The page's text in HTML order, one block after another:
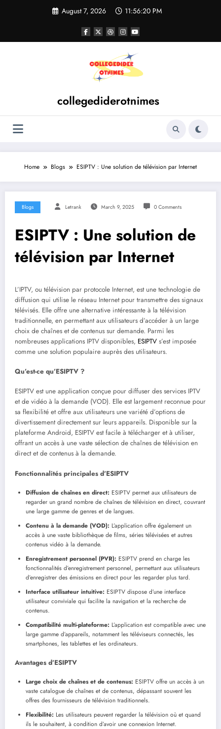
August 7, 2026 11:56:20 PM
collegediderotnimes
Home Blogs ESIPTV : Une solution de télévision par Internet
Blogs Letrank March 9, 2025 0 Comments
ESIPTV : Une solution de
télévision par Internet
L’IPTV, ou télévision par protocole Internet, est une technologie de
diffusion qui utilise le réseau Internet pour transmettre des signaux
télévisés. Elle offre une alternative intéressante à la télévision
traditionnelle, en permettant aux utilisateurs d’accéder à un large
choix de chaînes et de contenus sur demande. Parmi les
nombreuses applications IPTV disponibles, ESIPTV s’est imposée
comme une solution populaire auprès des utilisateurs.
Qu’est-ce qu’ESIPTV ?
ESIPTV est une application conçue pour diffuser des services IPTV
et de vidéo à la demande (VOD). Elle est largement reconnue pour
sa flexibilité et offre aux utilisateurs une variété d’options de
divertissement directement sur leurs appareils. Disponible sur la
plateforme Android, ESIPTV est facile à télécharger et à utiliser,
offrant un accès à une vaste sélection de chaînes de télévision en
direct et de contenus à la demande.
Fonctionnalités principales d’ESIPTV
Diffusion de chaînes en direct: ESIPTV permet aux utilisateurs de
regarder un grand nombre de chaînes de télévision en direct, couvrant
une large gamme de genres et de langues.
Contenu à la demande (VOD): L’application offre également un
accès à une vaste bibliothèque de films, séries télévisées et autres
contenus vidéo à la demande.
Enregistrement personnel (PVR): ESIPTV prend en charge les
fonctionnalités d’enregistrement personnel, permettant aux utilisateurs
d’enregistrer des émissions en direct pour les regarder plus tard.
Interface utilisateur intuitive: ESIPTV dispose d’une interface
utilisateur conviviale qui facilite la navigation et la recherche de
contenus.
Compatibilité multi-plateforme: L’application est compatible avec une
large gamme d’appareils, notamment les téléviseurs connectés, les
smartphones, les tablettes et les ordinateurs.
Avantages d’ESIPTV
Large choix de chaînes et de contenus: ESIPTV offre un accès à un
vaste catalogue de chaînes et de contenus, dépassant souvent les
offres des fournisseurs de télévision traditionnels.
Flexibilité: Les utilisateurs peuvent regarder la télévision où et quand
ils le souhaitent, à condition d’avoir une connexion Internet.